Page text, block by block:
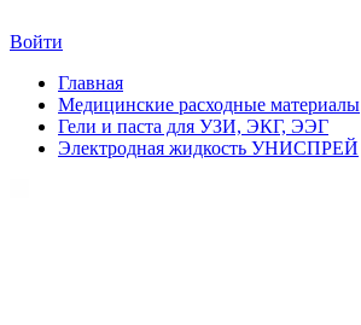
Войти
Главная
Медицинские расходные материалы
Гели и паста для УЗИ, ЭКГ, ЭЭГ
Электродная жидкость УНИСПРЕЙ